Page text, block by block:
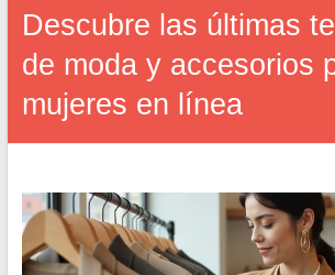
Descubre las últimas
de moda y accesorios
mujeres en línea